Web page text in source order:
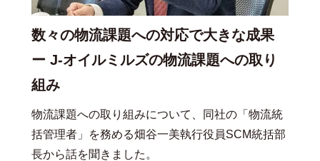
数々の物流課題への対応で大きな成果
ー J-オイルミルズの物流課題への取り
組み
物流課題への取り組みについて、同社の「物流統
括管理者」を務める畑谷一美執行役員SCM統括部
長から話を聞きました。